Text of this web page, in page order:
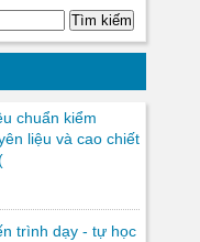
chuẩn kiểm
liệu và cao chiết
trình dạy - tự học